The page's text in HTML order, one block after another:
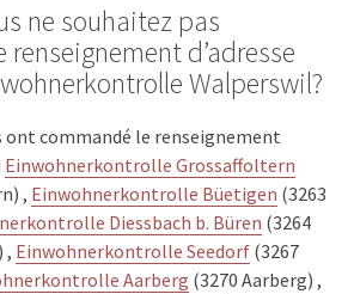
ne souhaitez pas
d’adresse
Walperswil?
ont commandé le renseignement
Einwohnerkontrolle Grossaffoltern
, Einwohnerkontrolle Büetigen (3263
Diessbach b. Büren (3264
, Einwohnerkontrolle Seedorf (3267
Aarberg (3270 Aarberg) ,